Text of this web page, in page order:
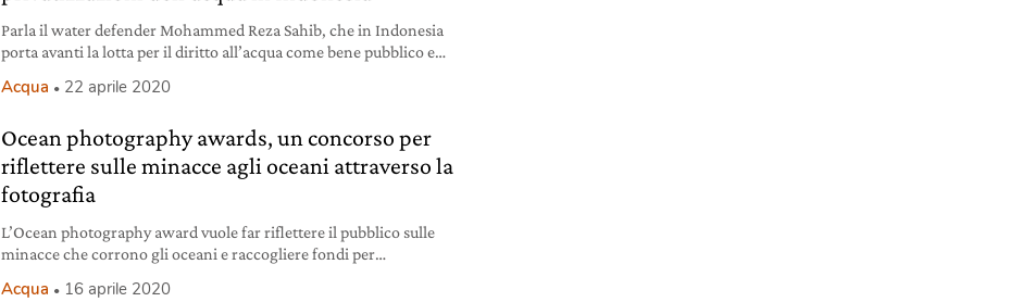
Parla il water defender Mohammed Reza Sahib, che in Indonesia
porta avanti la lotta per il diritto all’acqua come bene pubblico ed
privatizzazione dell’acqua nel paese.
Acqua 22 aprile 2020
Ocean photography awards, un concorso per
riflettere sulle minacce agli oceani attraverso la
fotografia
L’Ocean photography award vuole far riflettere il pubblico sulle
minacce che corrono gli oceani e raccogliere fondi per
Acqua 16 aprile 2020